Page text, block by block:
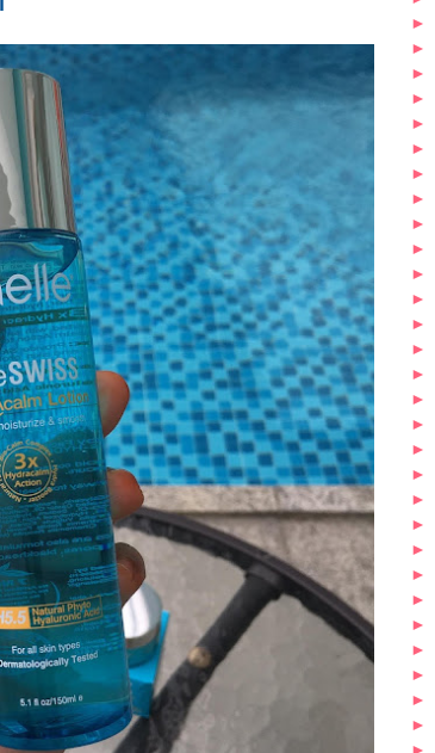
►
►
►
►
►
►
►
►
►
►
►
►
►
►
►
►
►
►
►
►
►
►
►
►
►
►
►
►
►